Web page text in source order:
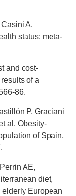
A.
status: meta-
and cost-
of a
86.
P, Graciani
al. Obesity-
of Spain,
AE,
diet,
elderly European